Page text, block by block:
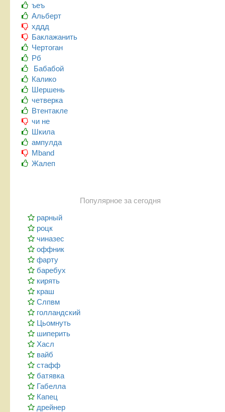
ъеъ
Альберт
хддд
Баклажанить
Чертоган
Рб
Бабабой
Калико
Шершень
четверка
Втентакле
чи не
Шкила
ампулда
Mband
Жалеп
Популярное за сегодня
рарный
роцк
чиназес
оффник
фарту
баребух
кирять
краш
Слпвм
голландский
Цьомнуть
шиперить
Хасл
вайб
стафф
батявка
Габелла
Капец
дрейнер